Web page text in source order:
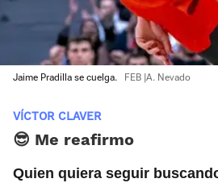
Jaime Pradilla se cuelga. FEB |A. Nevado
VÍCTOR CLAVER
😎 Me reafirmo
Quien quiera seguir